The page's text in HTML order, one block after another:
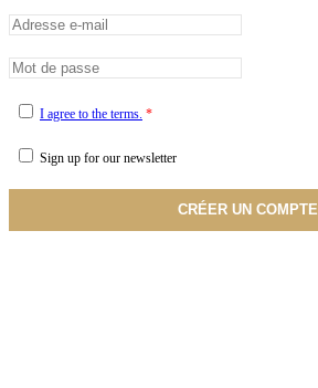
I agree to the terms. *
Sign up for our newsletter
CRÉER UN COMPTE